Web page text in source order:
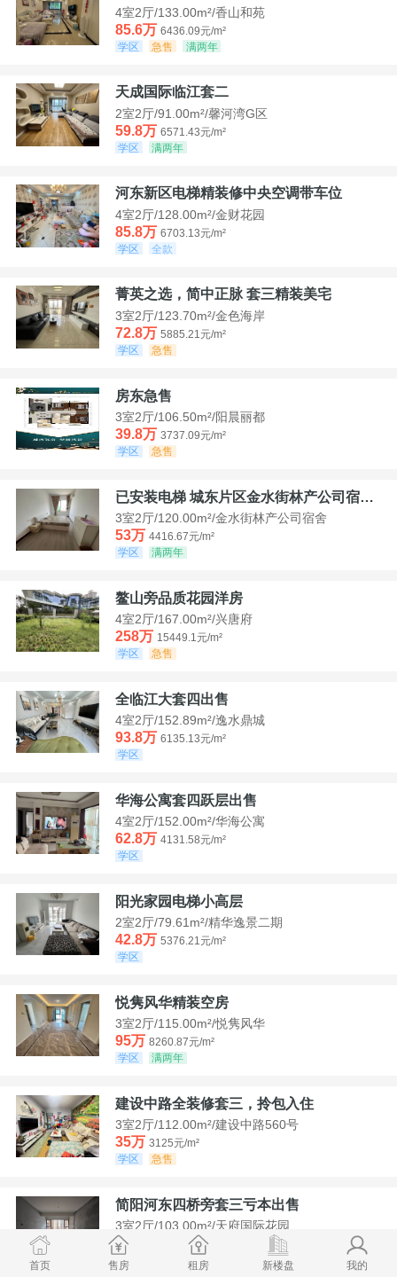
4室2厅/133.00m²/香山和苑
85.6万 6436.09元/m²
学区
急售 满两年
天成国际临江套二
2室2厅/91.00m²/馨河湾G区
59.8万 6571.43元/m²
学区
满两年
河东新区电梯精装修中央空调带车位
4室2厅/128.00m²/金财花园
85.8万 6703.13元/m²
学区
全款
菁英之选，简中正脉 套三精装美宅
3室2厅/123.70m²/金色海岸
72.8万 5885.21元/m²
学区
急售
房东急售
3室2厅/106.50m²/阳晨丽都
39.8万 3737.09元/m²
学区
急售
已安装电梯 城东片区金水街林产公司宿舍套三可看江景
3室2厅/120.00m²/金水街林产公司宿舍
53万 4416.67元/m²
学区
满两年
鳌山旁品质花园洋房
4室2厅/167.00m²/兴唐府
258万 15449.1元/m²
学区
急售
全临江大套四出售
4室2厅/152.89m²/逸水鼎城
93.8万 6135.13元/m²
学区
华海公寓套四跃层出售
4室2厅/152.00m²/华海公寓
62.8万 4131.58元/m²
学区
阳光家园电梯小高层
2室2厅/79.61m²/精华逸景二期
42.8万 5376.21元/m²
学区
悦隽风华精装空房
3室2厅/115.00m²/悦隽风华
95万 8260.87元/m²
学区
满两年
建设中路全装修套三，拎包入住
3室2厅/112.00m²/建设中路560号
35万 3125元/m²
学区
急售
简阳河东四桥旁套三亏本出售
3室2厅/103.00m²/天府国际花园
78.8万
7650.49元/m²
学区
首页 售房 租房 新楼盘 我的